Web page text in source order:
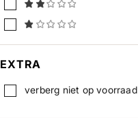
EXTRA
verberg niet op voorraad